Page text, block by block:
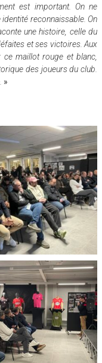
est important. On ne
reconnaissable. On
une histoire, celle du
et ses victoires. Aux
maillot rouge et blanc,
des joueurs du club.
»